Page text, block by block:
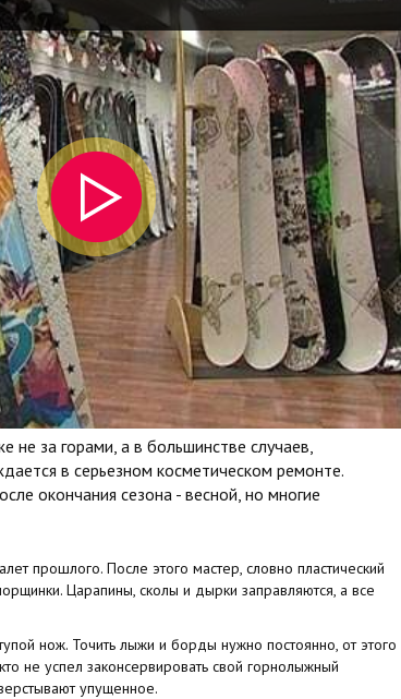
не за горами, а в большинстве случаев,
в серьезном косметическом ремонте.
окончания сезона - весной, но многие
прошлого. После этого мастер, словно пластический
Царапины, сколы и дырки заправляются, а все
нож. Точить лыжи и борды нужно постоянно, от этого
не успел законсервировать свой горнолыжный
упущенное.